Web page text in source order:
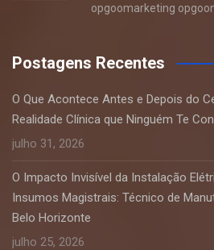
opgoomarketing
Postagens Recentes
O Que Acontece Antes e Depois do
Realidade Clínica que Ninguém Te
julho 31, 2026
O Impacto Invisível da Instalação
Insumos Magistrais: Técnico de
Belo Horizonte
julho 25, 2026